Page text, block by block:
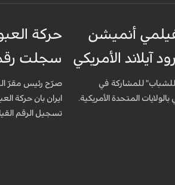
أنميشن
للمشاركة في
المتحدة الأمريكية.
حركة
سجلت
صرّح رئيس مقرّ
ايران بان حركة
تسجيل الرقم